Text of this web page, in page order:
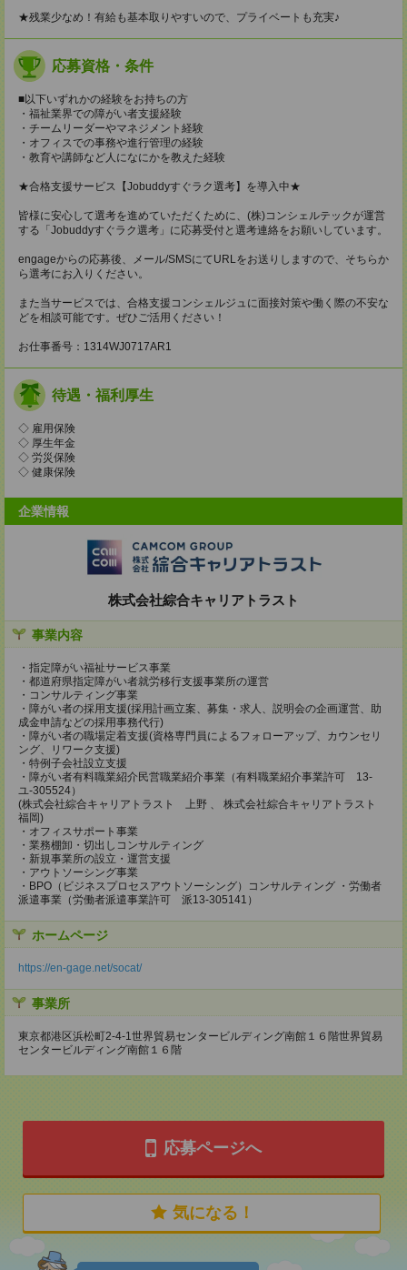
★残業少なめ！有給も基本取りやすいので、プライベートも充実♪
応募資格・条件
■以下いずれかの経験をお持ちの方
・福祉業界での障がい者支援経験
・チームリーダーやマネジメント経験
・オフィスでの事務や進行管理の経験
・教育や講師など人になにかを教えた経験
★合格支援サービス【Jobuddyすぐラク選考】を導入中★
皆様に安心して選考を進めていただくために、(株)コンシェルテックが運営
する「Jobuddyすぐラク選考」に応募受付と選考連絡をお願いしています。
engageからの応募後、メール/SMSにてURLをお送りしますので、そちらか
ら選考にお入りください。
また当サービスでは、合格支援コンシェルジュに面接対策や働く際の不安な
どを相談可能です。ぜひご活用ください！
お仕事番号：1314WJ0717AR1
待遇・福利厚生
◇ 雇用保険
◇ 厚生年金
◇ 労災保険
◇ 健康保険
企業情報
株式会社綜合キャリアトラスト
事業内容
・指定障がい福祉サービス事業
・都道府県指定障がい者就労移行支援事業所の運営
・コンサルティング事業
・障がい者の採用支援(採用計画立案、募集・求人、説明会の企画運営、助
成金申請などの採用事務代行)
・障がい者の職場定着支援(資格専門員によるフォローアップ、カウンセリ
ング、リワーク支援)
・特例子会社設立支援
・障がい者有料職業紹介民営職業紹介事業（有料職業紹介事業許可 13-
ユ-305524）
(株式会社綜合キャリアトラスト 上野 、 株式会社綜合キャリアトラスト
福岡)
・オフィスサポート事業
・業務棚卸・切出しコンサルティング
・新規事業所の設立・運営支援
・アウトソーシング事業
・BPO（ビジネスプロセスアウトソーシング）コンサルティング ・労働者
派遣事業（労働者派遣事業許可 派13-305141）
ホームページ
https://en-gage.net/socat/
事業所
東京都港区浜松町2-4-1世界貿易センタービルディング南館１６階世界貿易
センタービルディング南館１６階
応募ページへ
気になる！